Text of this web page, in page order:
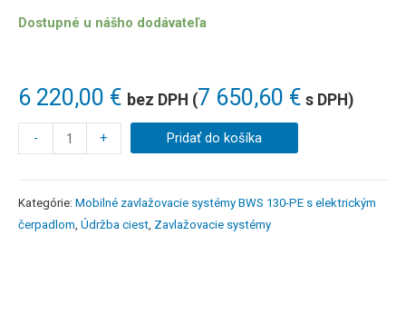
6 220,00 € bez DPH (7 650,60 € s DPH)
Dostupné u nášho dodávateľa
- + Pridať do košíka
Kategórie: Mobilné zavlažovacie systémy BWS 130-PE s elektrickým
čerpadlom Údržba ciest Zavlažovacie systémy